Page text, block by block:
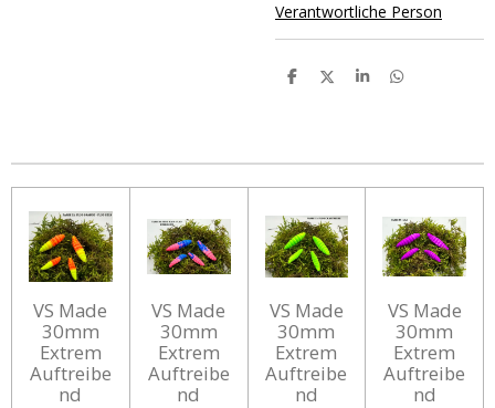
Verantwortliche Person
T
n
T
n
T
n
T
n
VS Made
30mm
Extrem
Auftreibe
nd
VS Made
30mm
Extrem
Auftreibe
nd
VS Made
30mm
Extrem
Auftreibe
nd
VS Made
30mm
Extrem
Auftreibe
nd